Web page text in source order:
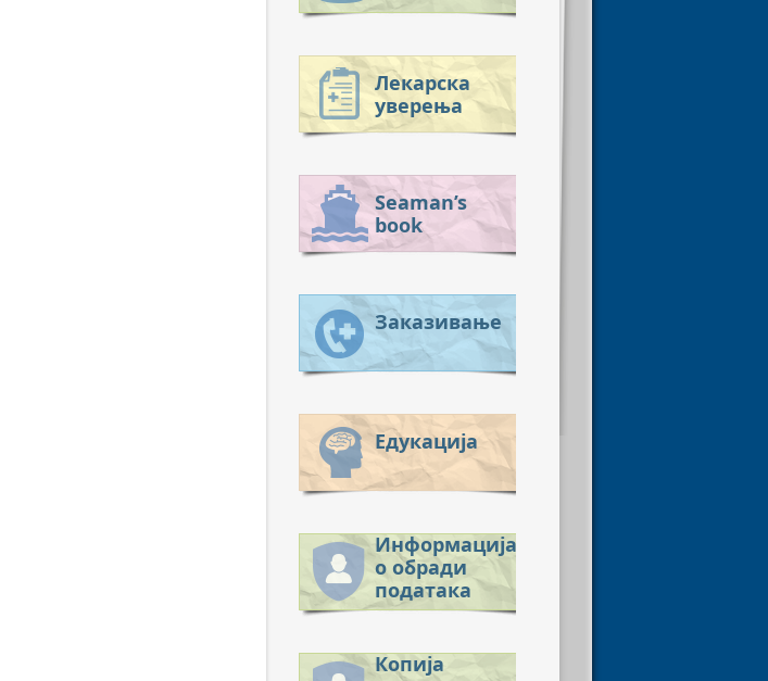
Лекарска
уверења
Seaman’s
book
Заказивање
Едукација
Информација
о обради
података
Копија